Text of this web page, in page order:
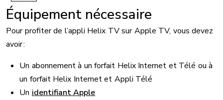
Équipement nécessaire
Pour profiter de l’appli Helix TV sur Apple TV, vous devez
avoir :
Un abonnement à un forfait Helix Internet et Télé ou à
un forfait Helix Internet et Appli Télé
Un identifiant Apple